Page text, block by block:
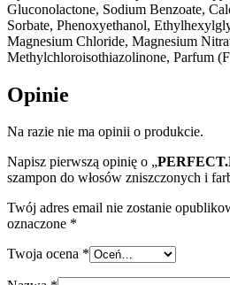
Gluconolactone, Sodium Benzoate,
Sorbate, Phenoxyethanol,
Magnesium Chloride, Magnesium
Methylchloroisothiazolinone, Parfum
Opinie
Na razie nie ma opinii o produkcie.
Napisz pierwszą opinię o „
szampon do włosów zniszczonych i
Twój adres email nie zostanie
oznaczone *
Twoja ocena *